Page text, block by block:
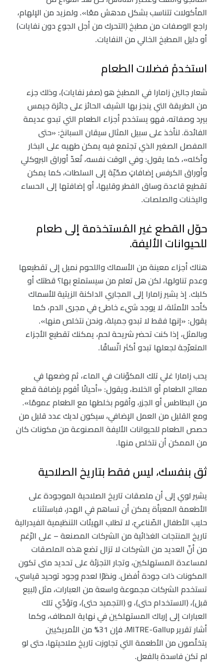
المأكولات تتناسب بشكل مدهش معًا». ولمزيد من الإلهام،
راجع الوصفات من مطبخ (التحرك من أجل الجوع دون نفايات)
أو دليل المطبخ الخالي من النفايات.
استخدمْ فضلات الطعام
شعار جالين زامارا في المطبخ هو (صفر نفايات)، وذلك جزء
من الطريقة التي ينجز بها الشيف الحائز على جائزة جيمس
بيرد وصفاته، فهو يستخدم أجزاء الطعام التي تبدو عديمة
الفائدة. لنأخذ على سبيل المثال سيقان السبانخ: «حتى
المفصل الصغير الذي تجتمع فيه يمكن طهيه على البخار
وأكله»، كما يقول: وفي الوقت نفسه، تُعدّ أوراق البروكلي
وأوراق الكرفس إضافاتٍ صحّيّة إلى السلطات، كما يمكن
تقطيع قاعدة وساق الفطر وقليها، أو إضافتها إلى الحساء
واليخنات والصلصات.
حوّل القطع غير المُستخدَمة إلى طعام
للحيوانات الأليفة.
هناك أجزاء معينة من الأسماك واللحوم نميل إلى تقطيعها
وعدم تناولها، لكن هل تعلم من سيستمتع بها؟ قطتك أو
كلبك. إذ يشير زامارا إلى المجاري الداكنة الزيتية للأسماك
كأحد الأمثلة، لا يوجد شيء خاطئ في مجرى الدم، كما
يقول: «إنها فقط لا تبدو جميلة، ونحن نتخلص منها».
وبالمثل، إذا كنت تحضر شريحة لحم، يمكنك تقطيع الأجزاء
المتعرّجة لجعلها تبدو أكثر اتّساقًا.
يحب زامارا غلي تلك المكوّنات في الماء، ثم وضعها في
معالج الطعام أو الخلاط، ويقول: «أحيانًا أقوم بإضافة قطع
من البطاطس أو الجزر، وأقوم بخلطها مع الطعام عمومًا».
ومع القليل من العمل الإضافي، سيكون لديك عدد قليل من
حصص الطعام للحيوانات الأليفة المصنوعة من مكونات كان
من الممكن أن نتخلص منها.
ثق بنفسك، ليس فقط بتاريخ الصلاحية
يشير لوي إلى أن ملصقات تاريخ الصلاحية الموجودة على
الأطعمة المعبأة يمكن أن تساهم في الهدر، فباستثناء
حليب الأطفال الصّناعيّ، لا تطلب الهيئات التنظيمية الفيدرالية
تاريخ المنتجات الغذائية من الشركات المصنعة – على الرّغم
من أنّ العديد من الشركات لا تزال تضع هذه الملصقات
لمساعدة المستهلكين، وتجار التجزئة على تحديد متى تكون
المكونات ذات جودة أفضل. ونظرًا لعدم وجود توحيد قياسي،
تستخدم الشركات مجموعة واسعة من العبارات، مثل (لبيع
قبل)، (الاستخدام حتى)، و (التجميد حتى)، وتؤدّي تلك
العبارات إلى إرباك المستهلكين في نهاية المطاف، وكما
أشار تقرير MITRE-Gallup، فإن 31% من الأمريكيين
يتخلٌصون من الأطعمة التي تجاوزت تاريخ صلاحيتها، حتى لو
لم تكن فاسدة بالفعل.